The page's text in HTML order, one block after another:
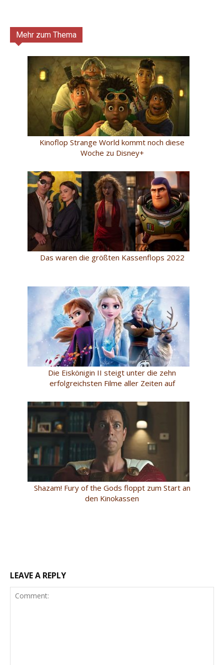
Mehr zum Thema
Kinoflop Strange World kommt noch diese
Woche zu Disney+
Das waren die größten Kassenflops 2022
Die Eiskönigin II steigt unter die zehn
erfolgreichsten Filme aller Zeiten auf
Shazam! Fury of the Gods floppt zum Start an
den Kinokassen
LEAVE A REPLY